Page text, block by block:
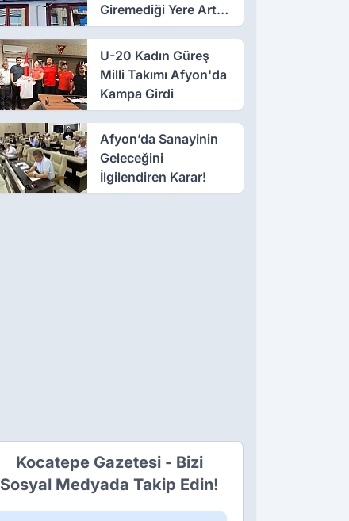
Giremediği Yere Artık
112 Gidecek!
U-20 Kadın Güreş
Milli Takımı Afyon'da
Kampa Girdi
Afyon’da Sanayinin
Geleceğini
İlgilendiren Karar!
Kocatepe Gazetesi - Bizi
Sosyal Medyada Takip Edin!